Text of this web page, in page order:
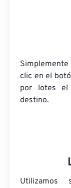
clic en el
por lotes el
destino.